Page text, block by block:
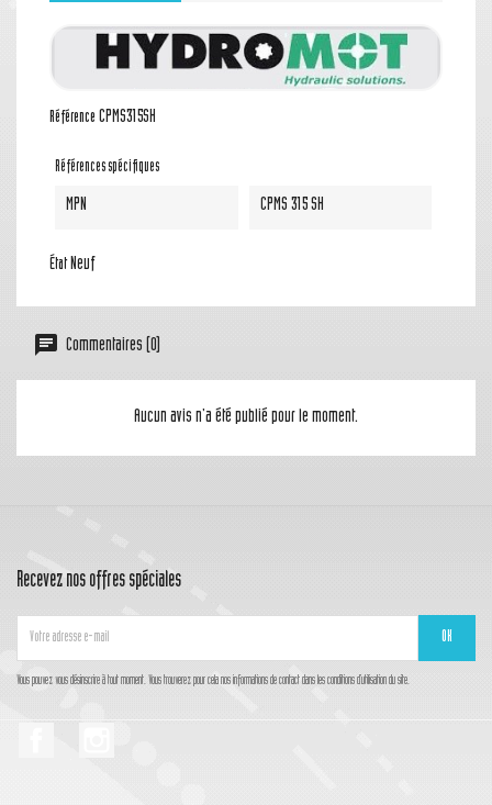
Référence CPMS315SH
Références spécifiques
MPN CPMS 315 SH
ÉtatNeuf
Commentaires (0)
Aucun avis n'a été publié pour le moment.
Recevez nos offres spéciales
Vous pouvez vous désinscrire à tout moment. Vous trouverez pour cela nos informations de contact dans les conditions d'utilisation du site.